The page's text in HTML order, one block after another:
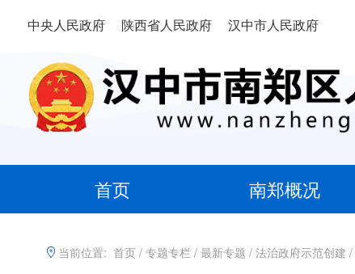
中央人民政府 陕西省人民政府 汉中市人民政府
首页 南郑概况
当前位置: 首页 / 专题专栏 / 最新专题 / 法治政府示范创建 /